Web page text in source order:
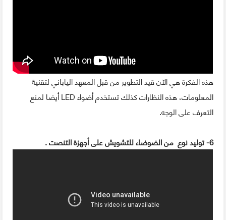
هذه الفكرة هي الآن قيد التطوير من قبل المعهد الياباني لتقنية
المعلومات، هذه النظارات كذلك تستخدم أضواء LED أيضا لمنع
التعرف على الوجه.
6- توليد نوع من الضوضاء للتشويش على أجهزة التنصت .